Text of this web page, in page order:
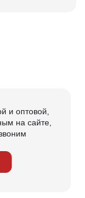
и оптовой,
на сайте,